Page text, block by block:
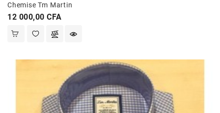
Chemise Tm Martin
Prix
12 000,00 CFA